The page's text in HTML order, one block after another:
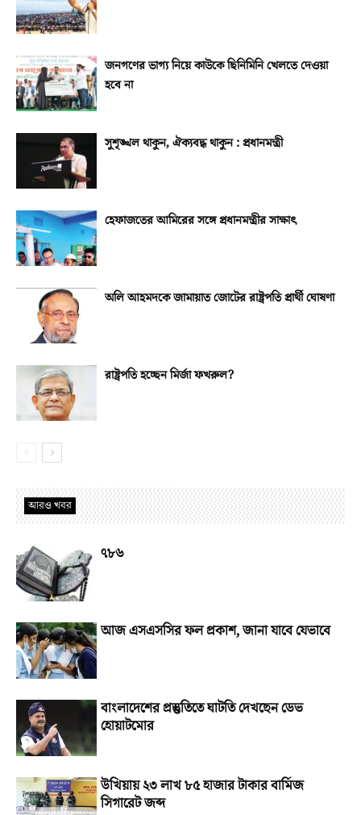
জনগণের ভাগ্য নিয়ে কাউকে ছিনিমিনি খেলতে দেওয়া
হবে না
সুশৃঙ্খল থাকুন, ঐক্যবদ্ধ থাকুন : প্রধানমন্ত্রী
হেফাজতের আমিরের সঙ্গে প্রধানমন্ত্রীর সাক্ষাৎ
অলি আহমদকে জামায়াত জোটের রাষ্ট্রপতি প্রার্থী ঘোষণা
রাষ্ট্রপতি হচ্ছেন মির্জা ফখরুল?
আরও খবর
৭৮৬
আজ এসএসসির ফল প্রকাশ, জানা যাবে যেভাবে
বাংলাদেশের প্রস্তুতিতে ঘাটতি দেখছেন ডেভ
হোয়াটমোর
উখিয়ায় ২৩ লাখ ৮৫ হাজার টাকার বার্মিজ
সিগারেট জব্দ